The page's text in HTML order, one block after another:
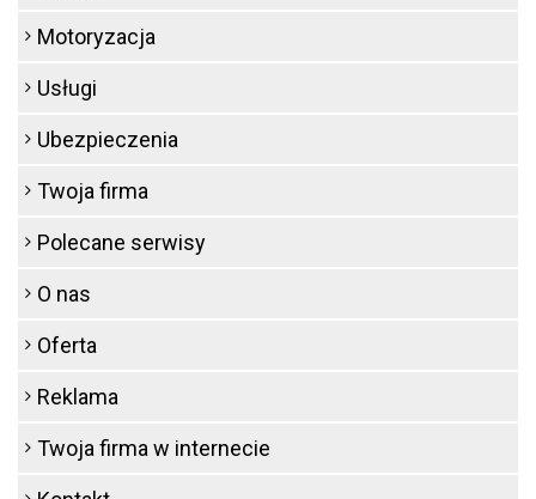
Motoryzacja
Usługi
Ubezpieczenia
Twoja firma
Polecane serwisy
O nas
Oferta
Reklama
Twoja firma w internecie